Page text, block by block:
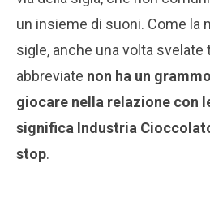
un insieme di suoni. Come la
sigle, anche una volta svelate
abbreviate non ha un
giocare nella relazione con
significa Industria
stop.